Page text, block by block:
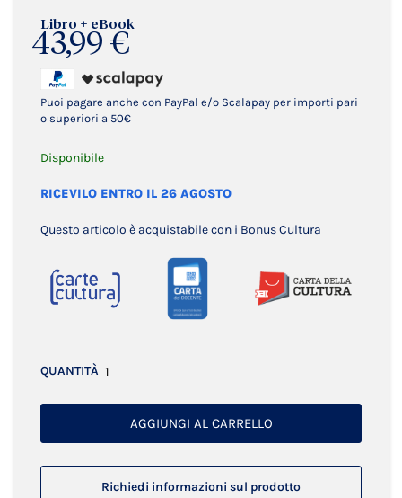
Libro + eBook
43,99 €
Puoi pagare anche con PayPal e/o Scalapay per importi pari
o superiori a 50€
Disponibile
RICEVILO ENTRO IL 26 AGOSTO
Questo articolo è acquistabile con i Bonus Cultura
QUANTITÀ
AGGIUNGI AL CARRELLO
Richiedi informazioni sul prodotto